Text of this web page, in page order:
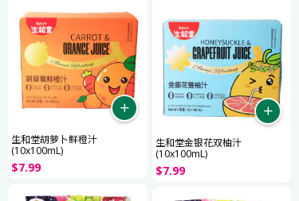
生和堂胡萝卜鲜橙汁
(10x100mL)
$7.99
生和堂金银花双柚汁
(10x100mL)
$7.99